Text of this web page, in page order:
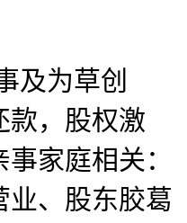
及为草创
款，股权激
家庭相关：
业、股东胶葛